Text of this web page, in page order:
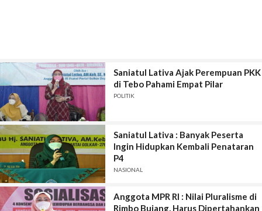
Saniatul Lativa Ajak Perempuan PKK
di Tebo Pahami Empat Pilar
POLITIK
Saniatul Lativa : Banyak Peserta
Ingin Hidupkan Kembali Penataran
P4
NASIONAL
Anggota MPR RI : Nilai Pluralisme di
Rimbo Bujang, Harus Dipertahankan